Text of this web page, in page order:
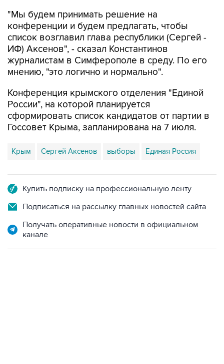
"Мы будем принимать решение на
конференции и будем предлагать, чтобы
список возглавил глава республики (Сергей -
ИФ) Аксенов", - сказал Константинов
журналистам в Симферополе в среду. По его
мнению, "это логично и нормально".
Конференция крымского отделения "Единой
России", на которой планируется
сформировать список кандидатов от партии в
Госсовет Крыма, запланирована на 7 июля.
Крым Сергей Аксенов выборы Единая Россия
Купить подписку на профессиональную ленту
Подписаться на рассылку главных новостей сайта
Получать оперативные новости в официальном
канале